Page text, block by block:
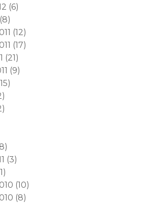
(6)
(8)
(12)
(17)
(21)
(9)
(3)
(10)
(8)